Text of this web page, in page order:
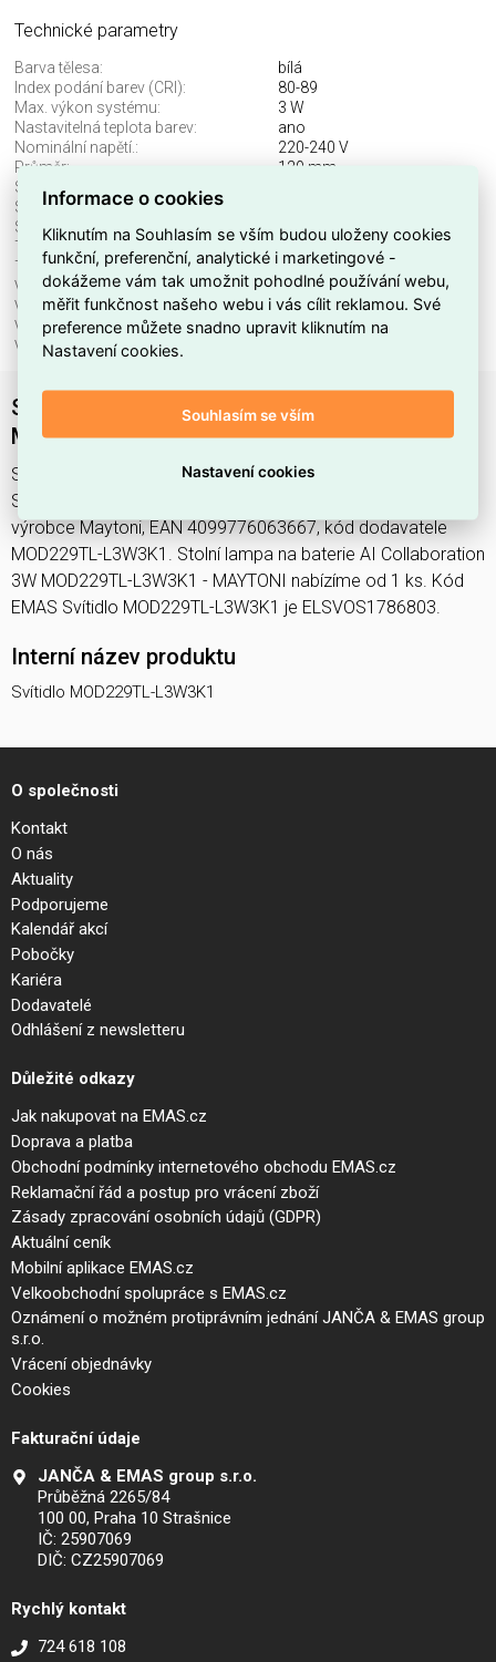
Technické parametry
Barva tělesa:
bílá
Index podání barev (CRI):
80-89
Max. výkon systému:
3 W
Nastavitelná teplota barev:
ano
Nominální napětí.:
220-240 V
Průměr:
120 mm
Stmívatelné:
Světelný tok:
Světelný zdroj:
LED neměnitelný
Teplota barvy.:
4000 K
Třída ochrany:
III
Včetně svět. zdroje:
ano
Vhodné pro počet svět. zdrojů:
1
Vhodné pro výkon světel. zdroje:
3 W
Výška/hloubka:
Stolní lampa na baterie AI Collaboration 3W
MOD229TL-L3W3K1 - MAYTONI
Svítidlo MOD229TL-L3W3K1 najdete v kategoriích Svítidla,
Stolní lampa, Svítidla, světelné zdroje a LED osvětlení,
výrobce Maytoni, EAN 4099776063667, kód dodavatele
MOD229TL-L3W3K1. Stolní lampa na baterie AI Collaboration
3W MOD229TL-L3W3K1 - MAYTONI nabízíme od 1 ks. Kód
EMAS Svítidlo MOD229TL-L3W3K1 je ELSVOS1786803.
Interní název produktu
Svítidlo MOD229TL-L3W3K1
O společnosti
Kontakt
O nás
Aktuality
Podporujeme
Kalendář akcí
Pobočky
Kariéra
Dodavatelé
Odhlášení z newsletteru
Důležité odkazy
Jak nakupovat na EMAS.cz
Doprava a platba
Obchodní podmínky internetového obchodu EMAS.cz
Reklamační řád a postup pro vrácení zboží
Zásady zpracování osobních údajů (GDPR)
Aktuální ceník
Mobilní aplikace EMAS.cz
Velkoobchodní spolupráce s EMAS.cz
Oznámení o možném protiprávním jednání JANČA & EMAS group
s.r.o.
Vrácení objednávky
Cookies
Fakturační údaje
JANČA & EMAS group s.r.o.
Průběžná 2265/84
100 00, Praha 10 Strašnice
IČ: 25907069
DIČ: CZ25907069
Rychlý kontakt
724 618 108
Informace o cookies
Kliknutím na Souhlasím se vším budou uloženy cookies
funkční, preferenční, analytické i marketingové -
dokážeme vám tak umožnit pohodlné používání webu,
měřit funkčnost našeho webu i vás cílit reklamou. Své
preference můžete snadno upravit kliknutím na
Nastavení cookies.
Souhlasím se vším
Nastavení cookies